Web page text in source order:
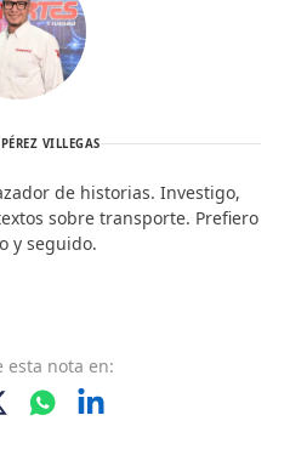
VILLEGAS
de historias. Investigo,
sobre transporte. Prefiero
y seguido.
esta nota en: